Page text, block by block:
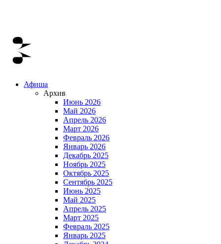
Афиша
Архив
Июнь 2026
Май 2026
Апрель 2026
Март 2026
Февраль 2026
Январь 2026
Декабрь 2025
Ноябрь 2025
Октябрь 2025
Сентябрь 2025
Июнь 2025
Май 2025
Апрель 2025
Март 2025
Февраль 2025
Январь 2025